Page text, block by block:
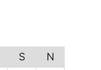
S
N